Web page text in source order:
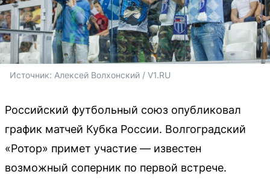
Источник: Алексей Волхонский / V1.RU
Российский футбольный союз опубликовал
график матчей Кубка России. Волгоградский
«Ротор» примет участие — известен
возможный соперник по первой встрече.